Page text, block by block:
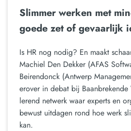
Slimmer werken met
goede zet of gevaarlijk
Is HR nog nodig? En maakt
Machiel Den Dekker (AFAS
Beirendonck (Antwerp
erover in debat bij Baanbrekende
lerend netwerk waar experts en
bewust uitdagen rond hoe werk
kan.